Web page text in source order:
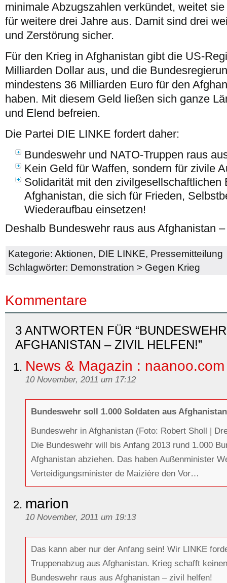
minimale Abzugszahlen verkündet, weitet
für weitere drei Jahre aus. Damit sind drei
und Zerstörung sicher.
Für den Krieg in Afghanistan gibt die US-
Milliarden Dollar aus, und die
mindestens 36 Milliarden Euro für den
haben. Mit diesem Geld ließen sich ganze
und Elend befreien.
Die Partei DIE LINKE fordert daher:
Bundeswehr und NATO-Truppen raus
Kein Geld für Waffen, sondern für zivile
Solidarität mit den zivilgesellschaftlichen
Afghanistan, die sich für Frieden,
Wiederaufbau einsetzen!
Deshalb Bundeswehr raus aus Afghanistan
Kategorie: Aktionen, DIE LINKE, Pressemitteilung
Schlagwörter: Demonstration > Gegen Krieg
Kommentare
3 ANTWORTEN FÜR
AFGHANISTAN – ZIVIL HELFEN!”
News & Magazin : naanoo.com
10 November, 2011 um 17:12
Bundeswehr soll 1.000 Soldaten aus
Bundeswehr in Afghanistan (Foto: Robert Sholl |
Die Bundeswehr will bis Anfang 2013 rund 1.000
Afghanistan abziehen. Das haben Außenminister
Verteidigungsminister de Maizière den Vor…
marion
10 November, 2011 um 19:13
Das kann aber nur der Anfang sein! Wir LINKE
Truppenabzug aus Afghanistan. Krieg schafft
Bundeswehr raus aus Afghanistan – zivil helfen!